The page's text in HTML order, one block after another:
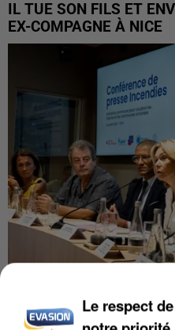
IL TUE SON FILS ET
EX-COMPAGNE À NICE
INCENDIES : L’ÎLE-DE-
Le respect